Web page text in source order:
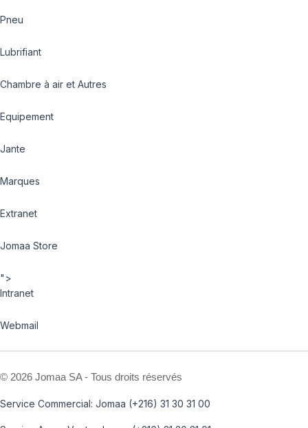
Pneu
Lubrifiant
Chambre à air et Autres
Equipement
Jante
Marques
Extranet
Jomaa Store
">
Intranet
Webmail
© 2026 Jomaa SA - Tous droits réservés
Service Commercial: Jomaa (+216) 31 30 31 00